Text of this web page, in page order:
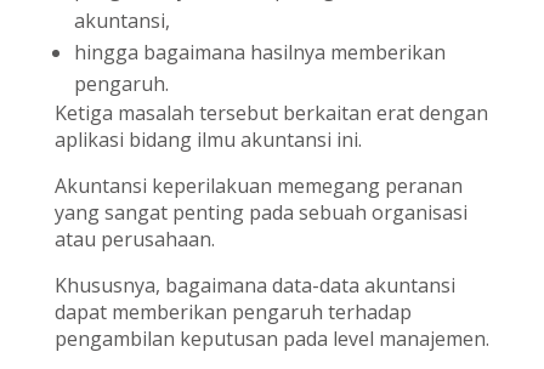
akuntansi,
hingga bagaimana hasilnya memberikan
pengaruh.
Ketiga masalah tersebut berkaitan erat dengan
aplikasi bidang ilmu akuntansi ini.
Akuntansi keperilakuan memegang peranan
yang sangat penting pada sebuah organisasi
atau perusahaan.
Khususnya, bagaimana data-data akuntansi
dapat memberikan pengaruh terhadap
pengambilan keputusan pada level manajemen.